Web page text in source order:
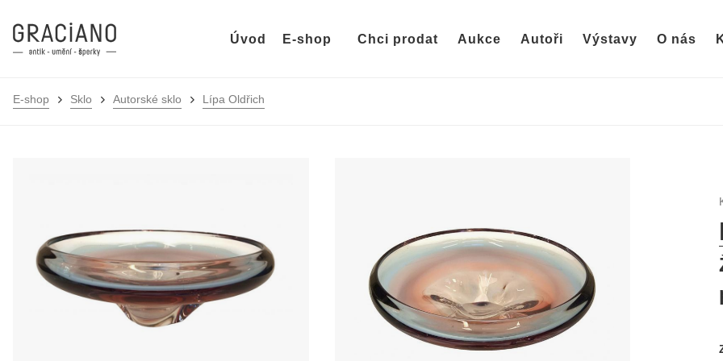
Úvod E-shop Chci prodat Aukce Autoři Výstavy O nás
E-shop Sklo Autorské sklo Lípa Oldřich